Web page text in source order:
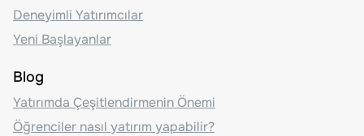
Deneyimli Yatırımcılar
Yeni Başlayanlar
Blog
Yatırımda Çeşitlendirmenin Önemi
Öğrenciler nasıl yatırım yapabilir?